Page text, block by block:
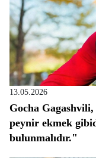
13.05.2026
Gocha
peynir ekmek
bulunmalıdır."